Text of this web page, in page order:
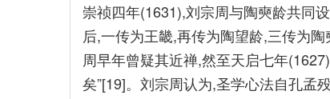
崇祯四年(1631),刘宗周与陶奭龄共同
后,一传为王畿,再传为陶望龄,三传为
周早年曾疑其近禅,然至天启七年
矣”[19]。刘宗周认为,圣学心法自孔孟